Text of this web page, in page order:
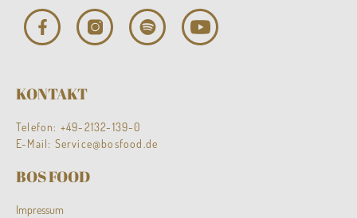
KONTAKT
Telefon: +49-2132-139-0
E-Mail: Service@bosfood.de
BOS FOOD
Impressum